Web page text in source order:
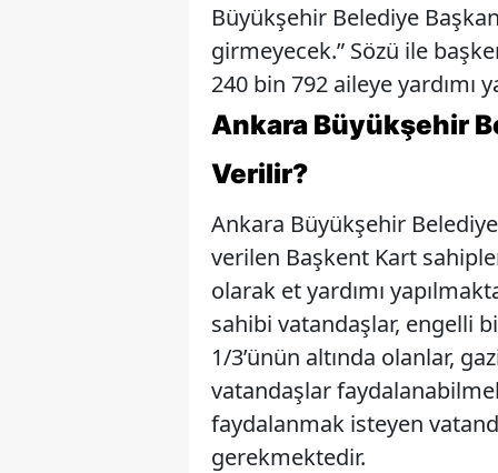
Büyükşehir Belediye
girmeyecek.” Sözü ile
240 bin 792 aileye yardımı
Ankara Büyükşehir
Verilir?
Ankara Büyükşehir
verilen Başkent Kart
olarak et yardımı
sahibi vatandaşlar, engelli
1/3’ünün altında olanlar,
vatandaşlar
faydalanmak isteyen
gerekmektedir.